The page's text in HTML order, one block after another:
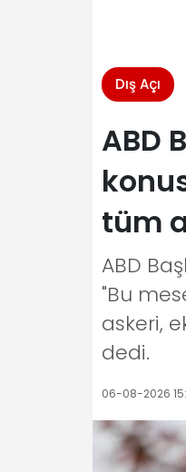
Dış Açı
ABD
tüm
ABD
"Bu
askeri,
dedi.
06-08-2026